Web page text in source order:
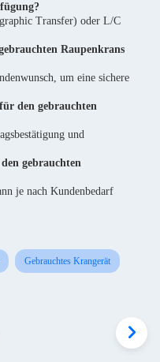
Transfer) oder L/C
Raupenkrans
um eine sichere
den gebrauchten
und
gebrauchten
je nach Kundenbedarf
Gebrauchtes Krangerät